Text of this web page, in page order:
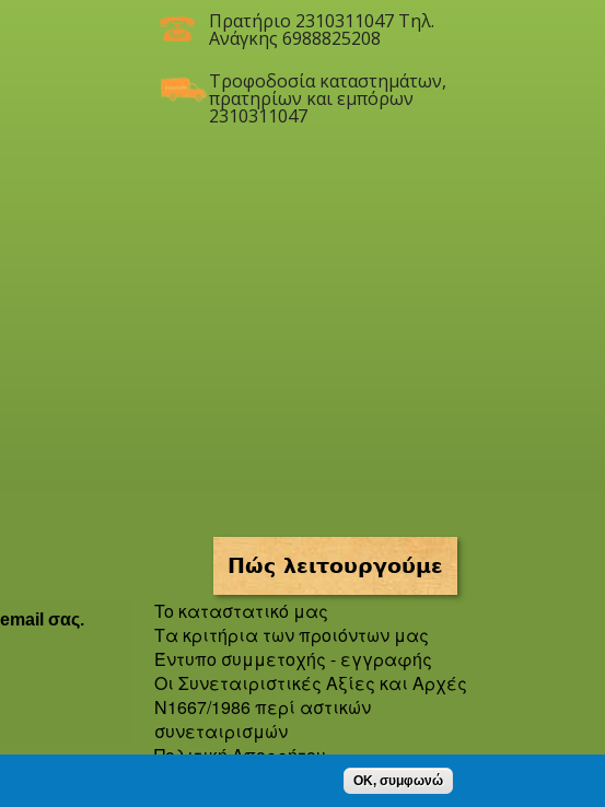
Πρατήριο 2310311047 Τηλ.
Ανάγκης 6988825208
Τροφοδοσία καταστημάτων,
πρατηρίων και εμπόρων
2310311047
email σας.
Πώς λειτουργούμε
To καταστατικό μας
Τα κριτήρια των προιόντων μας
Έντυπο συμμετοχής - εγγραφής
Οι Συνεταιριστικές Αξίες και Αρχές
Ν1667/1986 περί αστικών
συνεταιρισμών
Πολιτική Απορρήτου
Oροι και προϋποθέσεις χρήσης
OK, συμφωνώ